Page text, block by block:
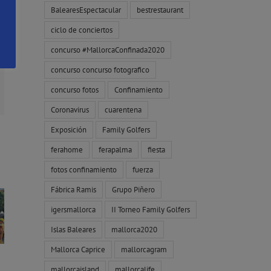
BalearesEspectacular bestrestaurant
ciclo de conciertos
concurso #MallorcaConfinada2020
concurso concurso fotografico
concurso fotos Confinamiento
Coronavirus cuarentena
Exposición Family Golfers
ferahome ferapalma fiesta
fotos confinamiento fuerza
Fábrica Ramis Grupo Piñero
igersmallorca II Torneo Family Golfers
Islas Baleares mallorca2020
Mallorca Caprice mallorcagram
mallorcaisland mallorcalife